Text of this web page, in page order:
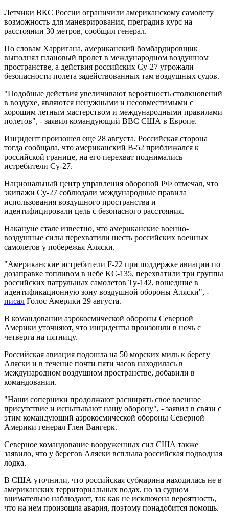
Летчики ВКС России ограничили американскому самолету
возможность для маневрирования, преградив курс на
расстоянии 30 метров, сообщил генерал.
По словам Харригана, американский бомбардировщик
выполнял плановый пролет в международном воздушном
пространстве, а действия российских Су-27 угрожали
безопасности полета задействованных там воздушных судов.
"Подобные действия увеличивают вероятность столкновений
в воздухе, являются ненужными и несовместимыми с
хорошим летным мастерством и международными правилами
полетов", - заявил командующий ВВС США в Европе.
Инцидент произошел еще 28 августа. Российская сторона
тогда сообщала, что американский B-52 приближался к
российской границе, на его перехват поднимались
истребители Су-27.
Национальный центр управления обороной РФ отмечал, что
экипажи Су-27 соблюдали международные правила
использования воздушного пространства и
идентифицировали цель с безопасного расстояния.
Накануне стале известно, что американские военно-
воздушные силы перехватили шесть российских военных
самолетов у побережья Аляски.
"Американские истребители F-22 при поддержке авиации по
дозаправке топливом в небе KC-135, перехватили три группы
российских патрульных самолетов Ту-142, вошедшие в
идентификационную зону воздушной обороны Аляски", -
писал Голос Америки 29 августа.
В командовании аэрокосмической обороны Северной
Америки уточняют, что инциденты произошли в ночь с
четверга на пятницу.
Российская авиация подошла на 50 морских миль к берегу
Аляски и в течение почти пяти часов находилась в
международном воздушном пространстве, добавили в
командовании.
"Наши соперники продолжают расширять свое военное
присутствие и испытывают нашу оборону", - заявил в связи с
этим командующий аэрокосмической обороны Северной
Америки генерал Глен Вангерк.
Северное командование вооруженных сил США также
заявило, что у берегов Аляски всплыла российская подводная
лодка.
В США уточнили, что российская субмарина находилась не в
американских территориальных водах, но за судном
внимательно наблюдают, так как не исключена вероятность,
что на нем произошла авария, поэтому понадобится помощь.